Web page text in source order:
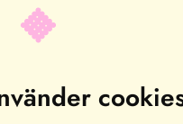
campingområdet
att bada bastu